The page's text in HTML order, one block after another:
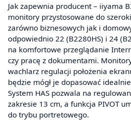
Jak zapewnia producent – iiyama
monitory przystosowane do
zarówno biznesowych jak i
odpowiednio 22 (B2280HS) i 24
na komfortowe przeglądanie
czy pracę z dokumentami.
wachlarz regulacji położenia
będzie mógł je dopasować
System HAS pozwala na
zakresie 13 cm, a funkcja PIVOT
do trybu portretowego.